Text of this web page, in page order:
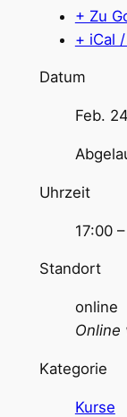
+ Zu
+ iCal
Datum
Feb.
Uhrzeit
17:00
Standort
online
Online
Kategorie
Kurse